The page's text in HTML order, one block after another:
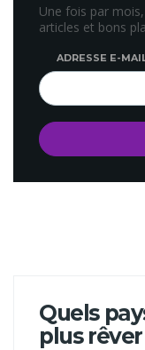
Une fois par
articles et bons
ADRESSE E-
Quels
plus